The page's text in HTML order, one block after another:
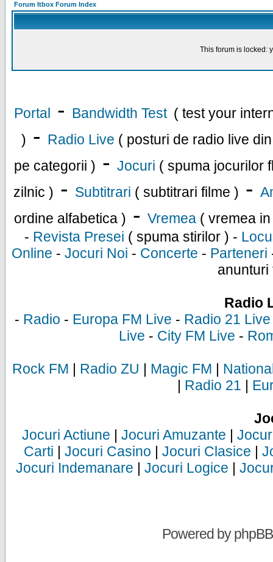
Forum Itbox Forum Index
This forum is locked:
Portal - Bandwidth Test ( test your
) - Radio Live ( posturi de radio live
pe categorii ) - Jocuri ( spuma jocurilor
zilnic ) - Subtitrari ( subtitrari filme ) -
ordine alfabetica ) - Vremea ( vremea
- Revista Presei ( spuma stirilor ) -
Online - Jocuri Noi - Concerte - Parteneri
anunturi
Radio
- Radio - Europa FM Live - Radio 21 Live
Live - City FM Live -
Rock FM | Radio ZU | Magic FM |
| Radio 21 |
Jocuri Actiune | Jocuri Amuzante |
Carti | Jocuri Casino | Jocuri Clasice |
Jocuri Indemanare | Jocuri Logice |
Powered byphpBB